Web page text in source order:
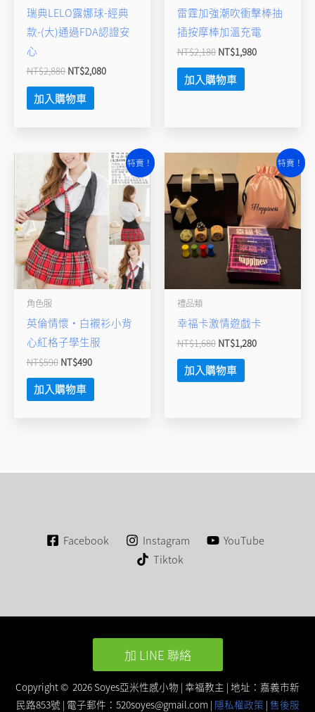
瑞典LELO露娜球-經典
款-(大)通過FDA認證安
心
NT$2,880 NT$2,080
加入購物車
雷霆加強潮吹衝擊棒抽
插按摩棒加溫充電
NT$2,180 NT$1,980
加入購物車
特賣！
角色服
英倫情懷‧白襯衫小背
心紅格子學生服
NT$590
原
始
價
格：
NT$590。
NT$490
前
價
格：
NT$490。
加入購物車
特賣！
禮品類
幸福卡激情遊戲卡
NT$1,680
始
價
格：
NT$1,680。
NT$1,280
前
價
格：
NT$1,280。
加入購物車
Facebook Instagram
YouTube
Tiktok
加 LINE 聯絡
Copyright © 2026 Soyes亞米性感小物 | 幸福教主 | 地址：嘉義市新
民路853號 | 電子郵件： 520soyes@gmail.com | 隱私權政策 | 售後服